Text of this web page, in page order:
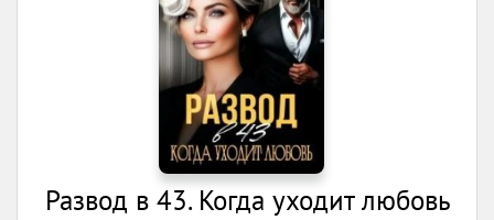
Развод в 43. Когда уходит любовь